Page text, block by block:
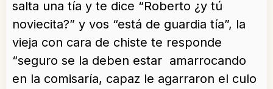
salta una tía y te dice “Roberto ¿y tú
noviecita?” y vos “está de guardia tía”, la
vieja con cara de chiste te responde
“seguro se la deben estar amarrocando
en la comisaría, capaz le agarraron el culo